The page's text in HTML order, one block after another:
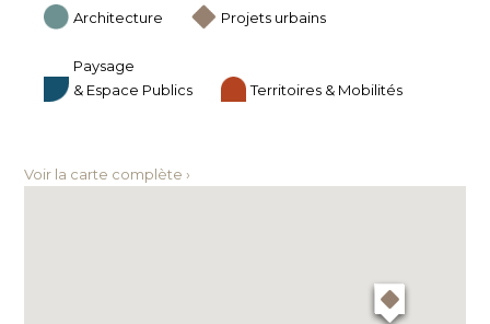
Architecture Projets urbains
Paysage
& Espace Publics
Territoires & Mobilités
Voir la carte complète ›